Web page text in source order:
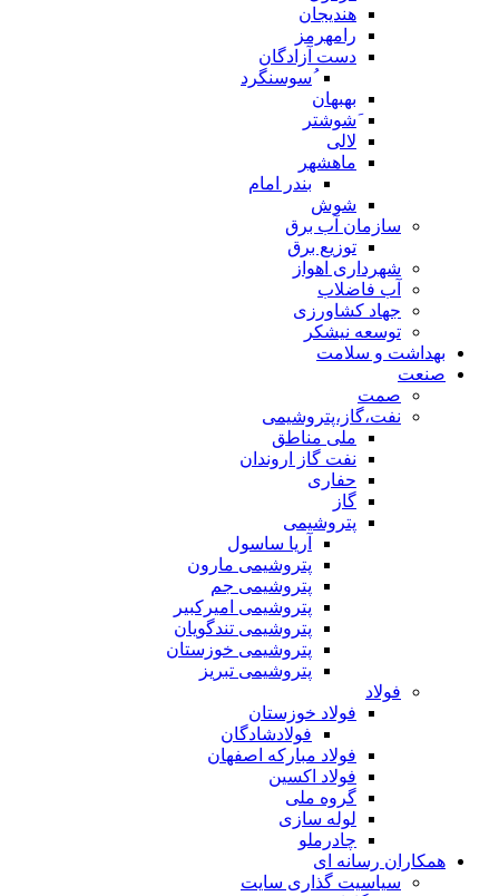
هندیجان
رامهرمز
دست آزادگان
ُسوسنگرد
بهبهان
َشوشتر
لالی
ماهشهر
بندر امام
شوش
سازمان آب برق
توزیع برق
شهرداری اهواز
آب فاضلاب
جهاد کشاورزی
توسعه نیشکر
بهداشت و سلامت
صنعت
صمت
نفت،گاز،پتروشیمی
ملی مناطق
نفت گاز اروندان
حفاری
گاز
پتروشیمی
آریا ساسول
پتروشیمی مارون
پتروشیمی جم
پتروشیمی امیرکبیر
پتروشیمی تندگویان
پتروشیمی خوزستان
پتروشیمی تبریز
فولاد
فولاد خوزستان
فولادشادگان
فولاد مبارکه اصفهان
فولاد اکسین
گروه ملی
لوله سازی
چادرملو
همکاران رسانه ای
سیاسیت گذاری سایت